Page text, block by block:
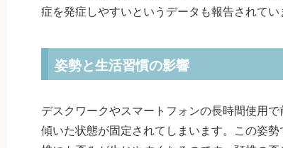
症を発症しやすいというデータも報告されてい
姿勢と生活習慣の影響
デスクワークやスマートフォンの長時間使用
傾いた状態が固定されてしまいます。この姿